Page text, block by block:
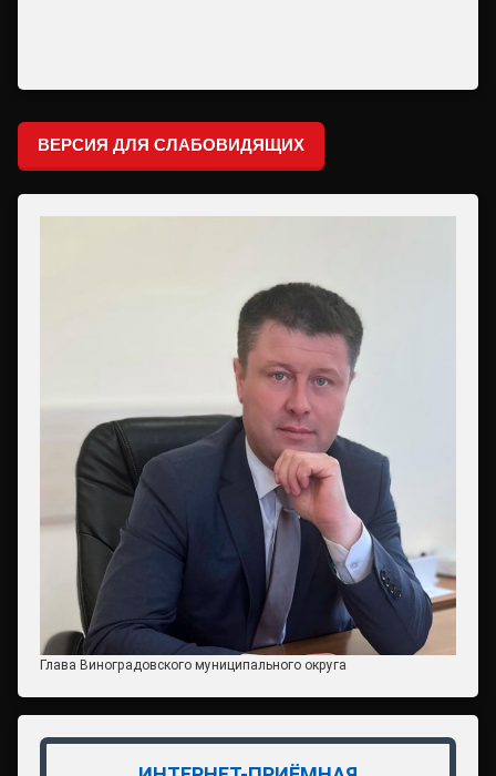
ВЕРСИЯ ДЛЯ СЛАБОВИДЯЩИХ
Глава Виноградовского муниципального округа